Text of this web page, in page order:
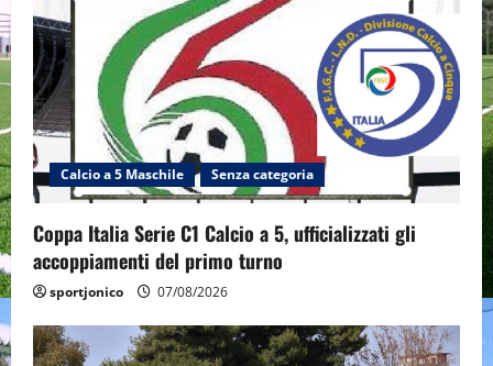
Calcio a 5 Maschile Senza categoria
Coppa Italia Serie C1 Calcio a 5, ufficializzati gli
accoppiamenti del primo turno
sportjonico 07/08/2026